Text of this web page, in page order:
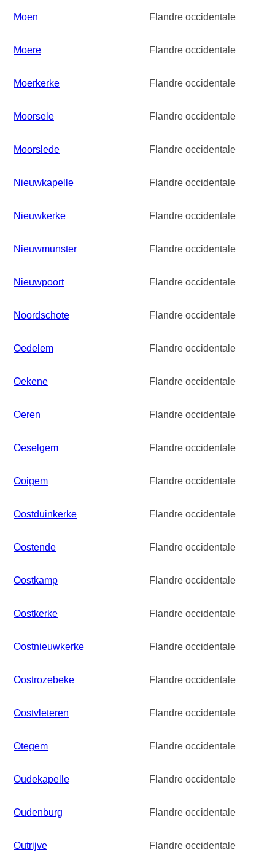
Moen Flandre occidentale
Moere Flandre occidentale
Moerkerke Flandre occidentale
Moorsele Flandre occidentale
Moorslede Flandre occidentale
Nieuwkapelle Flandre occidentale
Nieuwkerke Flandre occidentale
Nieuwmunster Flandre occidentale
Nieuwpoort Flandre occidentale
Noordschote Flandre occidentale
Oedelem Flandre occidentale
Oekene Flandre occidentale
Oeren Flandre occidentale
Oeselgem Flandre occidentale
Ooigem Flandre occidentale
Oostduinkerke Flandre occidentale
Oostende Flandre occidentale
Oostkamp Flandre occidentale
Oostkerke Flandre occidentale
Oostnieuwkerke Flandre occidentale
Oostrozebeke Flandre occidentale
Oostvleteren Flandre occidentale
Otegem Flandre occidentale
Oudekapelle Flandre occidentale
Oudenburg Flandre occidentale
Outrijve Flandre occidentale